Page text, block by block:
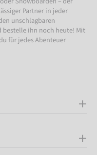
Partner in jeder
unschlagbaren
bestelle ihn noch heute! Mit
für jedes Abenteuer